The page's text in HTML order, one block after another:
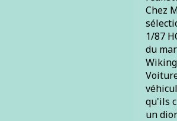
Chez
1/87
du
qu'ils
un